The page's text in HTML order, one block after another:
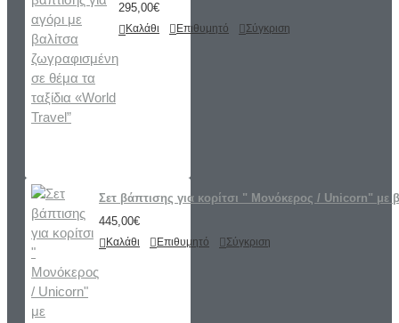
295,00€
Καλάθι Επιθυμητό Σύγκριση
Σετ βάπτισης για κορίτσι " Μονόκερος / Unicorn" με
445,00€
Καλάθι Επιθυμητό Σύγκριση